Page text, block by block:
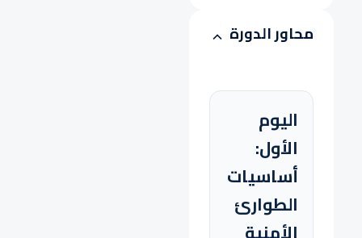
محاور الدورة
اليوم
الأول:
أساسيات
الطوارئ